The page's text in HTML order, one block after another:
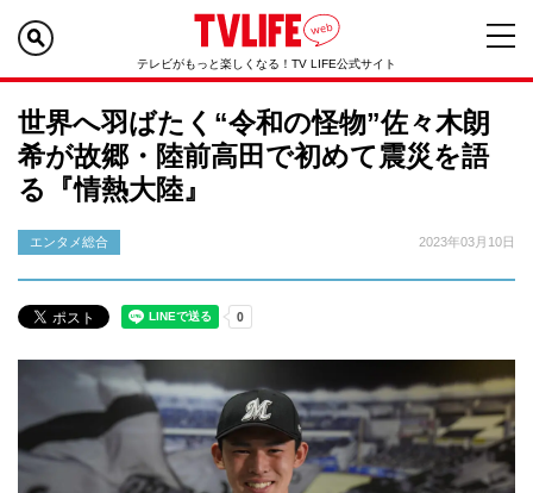
テレビがもっと楽しくなる！TV LIFE公式サイト
世界へ羽ばたく“令和の怪物”佐々木朗
希が故郷・陸前高田で初めて震災を語
る『情熱大陸』
エンタメ総合 2023年03月10日